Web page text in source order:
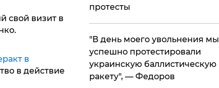
свой визит в
в
в действие
протесты
​"В день моего увольнения мы
успешно протестировали
украинскую баллистическую
ракету", — Федоров